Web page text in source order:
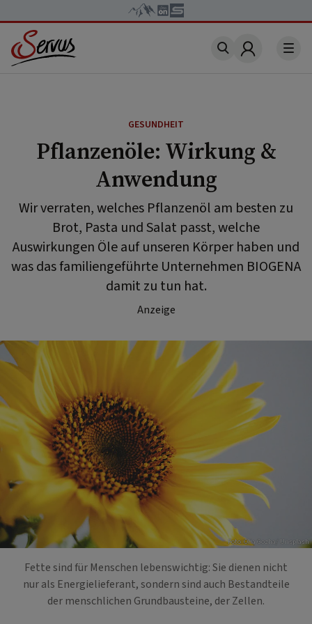
Account
GESUNDHEIT
Pflanzenöle: Wirkung &
Anwendung
Wir verraten, welches Pflanzenöl am besten zu
Brot, Pasta und Salat passt, welche
Auswirkungen Öle auf unseren Körper haben und
was das familiengeführte Unternehmen BIOGENA
damit zu tun hat.
Anzeige
Foto: Olia Gozha/ Unsplash
Fette sind für Menschen lebenswichtig: Sie dienen nicht
nur als Energielieferant, sondern sind auch Bestandteile
der menschlichen Grundbausteine, der Zellen.